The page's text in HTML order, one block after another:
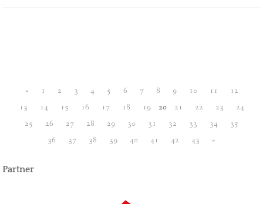
« 1 2 3 4 5 6 7 8 9 10 11
12
13
14 15 16 17 18 19 20 21 22 23
24
25
26 27 28 29 30 31 32 33 34
35
36
37 38 39 40 41 42 43 »
Partner